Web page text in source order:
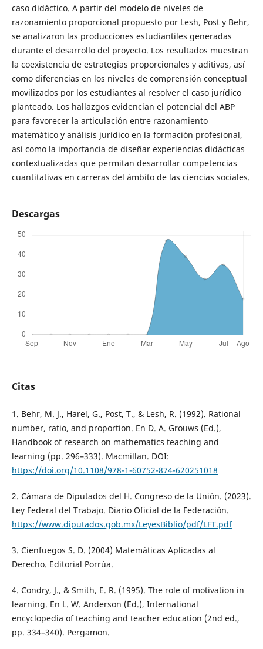
caso didáctico. A partir del modelo de niveles de
razonamiento proporcional propuesto por Lesh, Post y Behr,
se analizaron las producciones estudiantiles generadas
durante el desarrollo del proyecto. Los resultados muestran
la coexistencia de estrategias proporcionales y aditivas, así
como diferencias en los niveles de comprensión conceptual
movilizados por los estudiantes al resolver el caso jurídico
planteado. Los hallazgos evidencian el potencial del ABP
para favorecer la articulación entre razonamiento
matemático y análisis jurídico en la formación profesional,
así como la importancia de diseñar experiencias didácticas
contextualizadas que permitan desarrollar competencias
cuantitativas en carreras del ámbito de las ciencias sociales.
Descargas
Citas
1. Behr, M. J., Harel, G., Post, T., & Lesh, R. (1992). Rational
number, ratio, and proportion. En D. A. Grouws (Ed.),
Handbook of research on mathematics teaching and
learning (pp. 296–333). Macmillan. DOI:
https://doi.org/10.1108/978-1-60752-874-620251018
2. Cámara de Diputados del H. Congreso de la Unión. (2023).
Ley Federal del Trabajo. Diario Oficial de la Federación.
https://www.diputados.gob.mx/LeyesBiblio/pdf/LFT.pdf
3. Cienfuegos S. D. (2004) Matemáticas Aplicadas al
Derecho. Editorial Porrúa.
4. Condry, J., & Smith, E. R. (1995). The role of motivation in
learning. En L. W. Anderson (Ed.), International
encyclopedia of teaching and teacher education (2nd ed.,
pp. 334–340). Pergamon.